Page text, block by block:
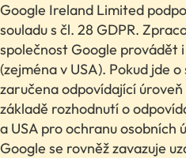
Google Ireland Limited
souladu s čl. 28 GDPR.
společnost Google provádět
(zejména v USA). Pokud jde
zaručena odpovídající
základě rozhodnutí o
a USA pro ochranu osobních
Google se rovněž zavazuje